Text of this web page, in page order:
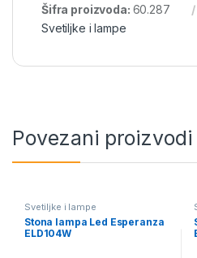
Šifra proizvoda: 60.287
Svetiljke i lampe
Povezani proizvodi
Svetiljke i lampe
Stona lampa Led Esperanza
ELD104W